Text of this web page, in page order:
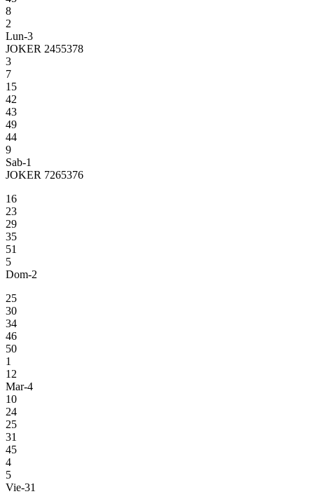
8
2
Lun-3
JOKER 2455378
3
7
15
42
43
49
44
9
Sab-1
JOKER 7265376
16
23
29
35
51
5
Dom-2
25
30
34
46
50
1
12
Mar-4
10
24
25
31
45
4
5
Vie-31